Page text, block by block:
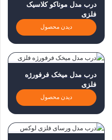
درب مدل موناکو کلاسیک
فلزی
دیدن محصول
درب مدل میخک فرفورژه
فلزی
دیدن محصول